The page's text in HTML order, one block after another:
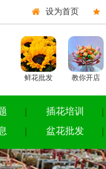
设为首页
鲜花批发 教你开店
插花培训
盆花批发